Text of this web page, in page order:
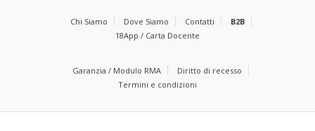
Chi Siamo Dove Siamo Contatti
B2B
18App / Carta Docente
Garanzia / Modulo RMA
Diritto di recesso
Termini e condizioni